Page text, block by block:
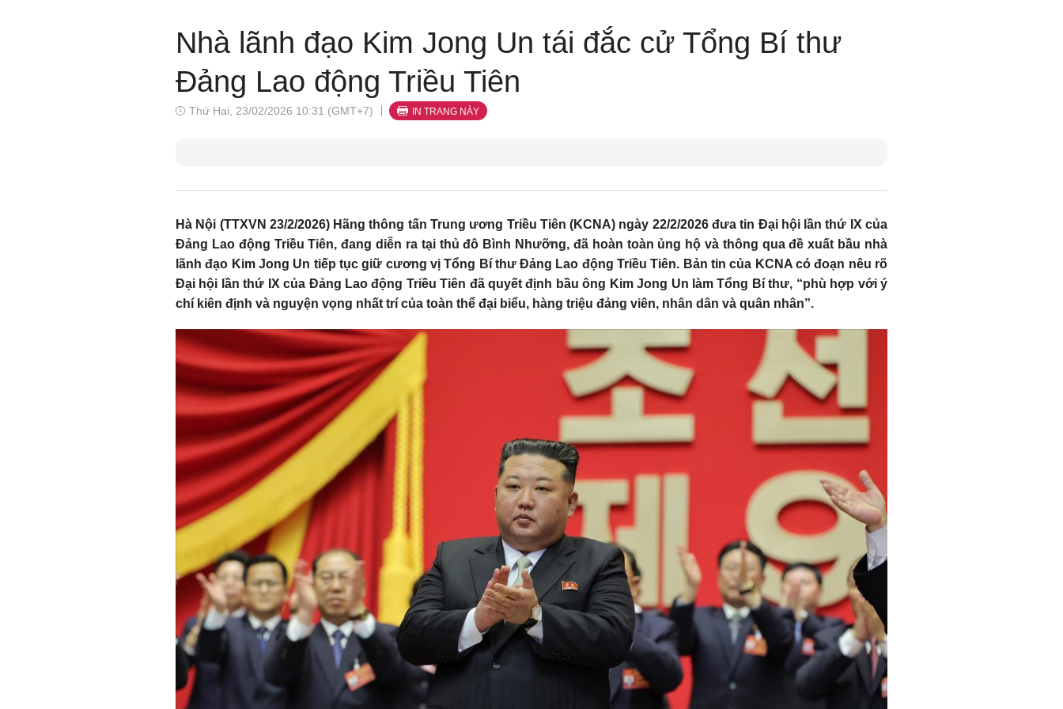
Nhà lãnh đạo Kim Jong Un tái đắc cử Tổng Bí thư
Đảng Lao động Triều Tiên
Thứ Hai, 23/02/2026 10:31 (GMT+7) IN TRANG NÀY
Hà Nội (TTXVN 23/2/2026) Hãng thông tấn Trung ương Triều Tiên (KCNA) ngày 22/2/2026 đưa tin Đại hội lần thứ IX của
Đảng Lao động Triều Tiên, đang diễn ra tại thủ đô Bình Nhưỡng, đã hoàn toàn ủng hộ và thông qua đề xuất bầu nhà
lãnh đạo Kim Jong Un tiếp tục giữ cương vị Tổng Bí thư Đảng Lao động Triều Tiên. Bản tin của KCNA có đoạn nêu rõ
Đại hội lần thứ IX của Đảng Lao động Triều Tiên đã quyết định bầu ông Kim Jong Un làm Tổng Bí thư, “phù hợp với ý
chí kiên định và nguyện vọng nhất trí của toàn thể đại biểu, hàng triệu đảng viên, nhân dân và quân nhân”.